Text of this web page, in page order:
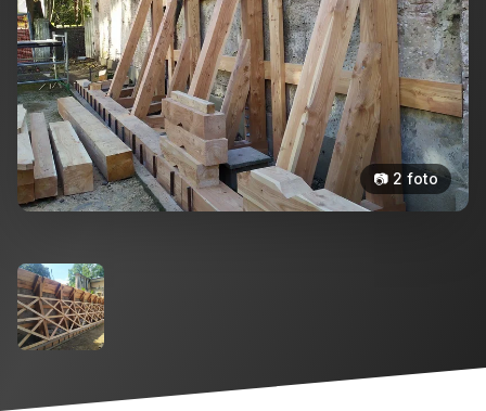
📷 2 foto